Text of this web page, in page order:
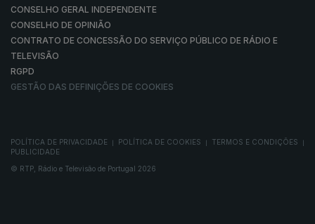
CONSELHO GERAL INDEPENDENTE
CONSELHO DE OPINIÃO
CONTRATO DE CONCESSÃO DO SERVIÇO PÚBLICO DE RÁDIO E
TELEVISÃO
RGPD
GESTÃO DAS DEFINIÇÕES DE COOKIES
POLÍTICA DE PRIVACIDADE POLÍTICA DE COOKIES TERMOS E CONDIÇÕES
PUBLICIDADE
© RTP, Rádio e Televisão de Portugal 2026